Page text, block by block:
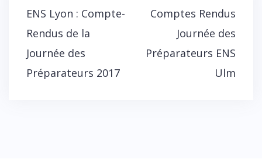
Navigation
l’article
ENS Lyon : Compte-
Rendus de la
Journée des
Préparateurs 2017
Comptes Rendus
Journée des
Préparateurs ENS
Ulm